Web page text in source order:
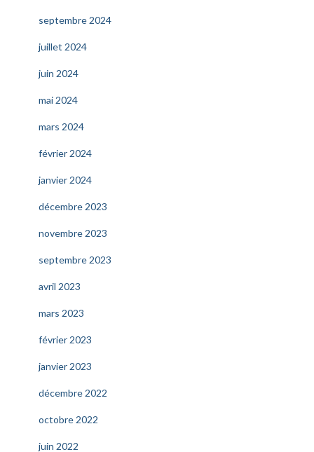
septembre 2024
juillet 2024
juin 2024
mai 2024
mars 2024
février 2024
janvier 2024
décembre 2023
novembre 2023
septembre 2023
avril 2023
mars 2023
février 2023
janvier 2023
décembre 2022
octobre 2022
juin 2022